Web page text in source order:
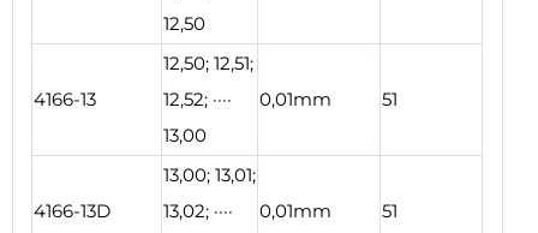
12,50
4166-13
12,50; 12,51;
12,52; ····
13,00
0,01mm 51
4166-13D
13,00; 13,01;
13,02; ····
0,01mm 51